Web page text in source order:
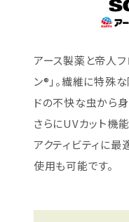
アース製薬と帝人
ン®」。繊維に特殊
ドの不快な虫から身
さらにUVカット機
アクティビティに最
使用も可能です。